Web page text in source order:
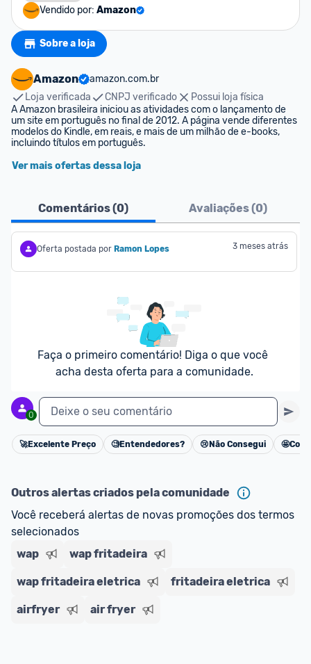
Vendido por: Amazon
Sobre a loja
Amazon
amazon.com.br
Loja verificada
CNPJ verificado
Possui loja física
A Amazon brasileira iniciou as atividades com o lançamento de
um site em português no final de 2012. A página vende diferentes
modelos do Kindle, em reais, e mais de um milhão de e-books,
incluindo títulos em português.
Ver mais ofertas dessa loja
Comentários (0) Avaliações (0)
Oferta postada por Ramon Lopes 3 meses atrás
Faça o primeiro comentário! Diga o que você
acha desta oferta para a comunidade.
0 Deixe o seu comentário
Cancelar
🚀Excelente Preço 🧐Entendedores? 😢 Não Consegui 🤩
Outros alertas criados pela comunidade
Você receberá alertas de novas promoções dos termos
selecionados
wap
wap fritadeira
wap fritadeira eletrica fritadeira eletrica
airfryer air fryer